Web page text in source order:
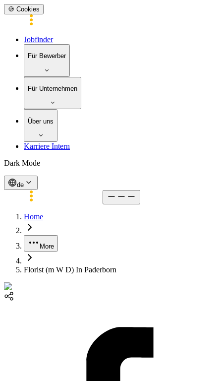
🍪 Cookies
Jobfinder
Für Bewerber
Für Unternehmen
Über uns
Karriere Intern
Dark Mode
de
Home
More
Florist (m W D) In Paderborn